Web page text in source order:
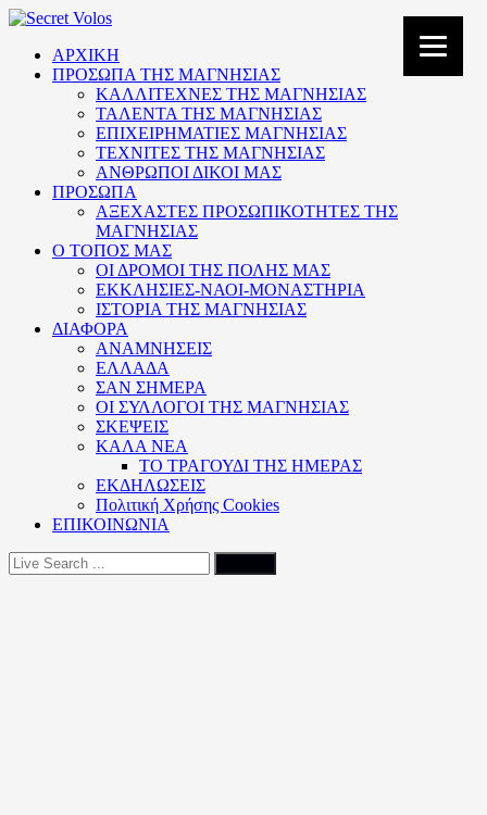
ΑΡΧΙΚΗ
ΠΡΟΣΩΠΑ ΤΗΣ ΜΑΓΝΗΣΙΑΣ
ΚΑΛΛΙΤΕΧΝΕΣ ΤΗΣ ΜΑΓΝΗΣΙΑΣ
ΤΑΛΕΝΤΑ ΤΗΣ ΜΑΓΝΗΣΙΑΣ
ΕΠΙΧΕΙΡΗΜΑΤΙΕΣ ΜΑΓΝΗΣΙΑΣ
ΤΕΧΝΙΤΕΣ ΤΗΣ ΜΑΓΝΗΣΙΑΣ
ΑΝΘΡΩΠΟΙ ΔΙΚΟΙ ΜΑΣ
ΠΡΟΣΩΠΑ
ΑΞΕΧΑΣΤΕΣ ΠΡΟΣΩΠΙΚΟΤΗΤΕΣ ΤΗΣ
ΜΑΓΝΗΣΙΑΣ
Ο ΤΟΠΟΣ ΜΑΣ
ΟΙ ΔΡΟΜΟΙ ΤΗΣ ΠΟΛΗΣ ΜΑΣ
ΕΚΚΛΗΣΙΕΣ-ΝΑΟΙ-ΜΟΝΑΣΤΗΡΙΑ
ΙΣΤΟΡΙΑ ΤΗΣ ΜΑΓΝΗΣΙΑΣ
ΔΙΑΦΟΡΑ
ΑΝΑΜΝΗΣΕΙΣ
ΕΛΛΑΔΑ
ΣΑΝ ΣΗΜΕΡΑ
ΟΙ ΣΥΛΛΟΓΟΙ ΤΗΣ ΜΑΓΝΗΣΙΑΣ
ΣΚΕΨΕΙΣ
ΚΑΛΑ ΝΕΑ
ΤΟ ΤΡΑΓΟΥΔΙ ΤΗΣ ΗΜΕΡΑΣ
ΕΚΔΗΛΩΣΕΙΣ
Πολιτική Xρήσης Cookies
ΕΠΙΚΟΙΝΩΝΙΑ